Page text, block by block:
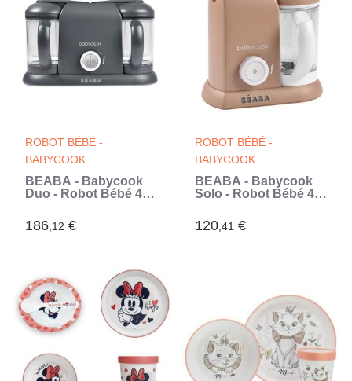
ROBOT BÉBÉ -
BABYCOOK
BÉABA - Babycook
Duo - Robot Bébé 4
Cuisson Vapeur
rapide - Contenance
186,12 €
ROBOT BÉBÉ -
BABYCOOK
BÉABA - Babycook
Solo - Robot Bébé 4
Cuisson Vapeur -
Pralin (Brun)
120,41 €